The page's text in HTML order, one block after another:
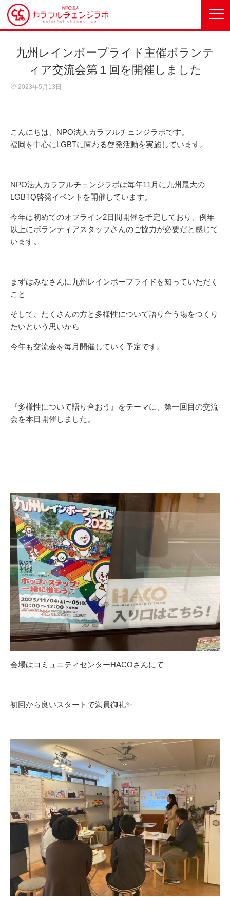
九州レインボープライド主催ボランテ
ィア交流会第１回を開催しました
2023年5月13日
こんにちは、NPO法人カラフルチェンジラボです。
福岡を中心にLGBTに関わる啓発活動を実施しています。
NPO法人カラフルチェンジラボは毎年11月に九州最大の
LGBTQ啓発イベントを開催しています。
今年は初めてのオフライン2日間開催を予定しており、例年
以上にボランティアスタッフさんのご協力が必要だと感じて
います。
まずはみなさんに九州レインボープライドを知っていただく
こと
そして、たくさんの方と多様性について語り合う場をつくり
たいという思いから
今年も交流会を毎月開催していく予定です。
『多様性について語り合おう』をテーマに、第一回目の交流
会を本日開催しました。
会場はコミュニティセンターHACOさんにて
初回から良いスタートで満員御礼✨